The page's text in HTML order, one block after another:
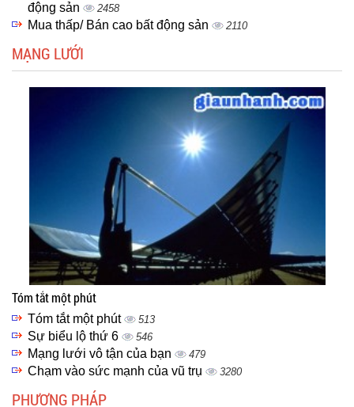
động sản
2458
Mua thấp/ Bán cao bất động sản 2110
MẠNG LƯỚI
Tóm tắt một phút
Tóm tắt một phút 513
Sự biểu lộ thứ 6 546
Mạng lưới vô tận của bạn 479
Chạm vào sức mạnh của vũ trụ 3280
PHƯƠNG PHÁP